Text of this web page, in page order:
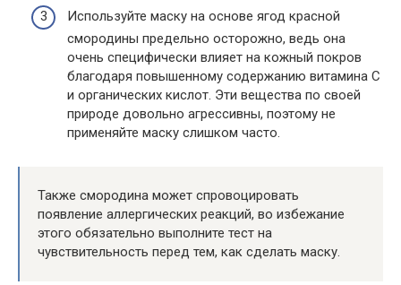
Используйте маску на основе ягод красной
смородины предельно осторожно, ведь она
очень специфически влияет на кожный покров
благодаря повышенному содержанию витамина С
и органических кислот. Эти вещества по своей
природе довольно агрессивны, поэтому не
применяйте маску слишком часто.
Также смородина может спровоцировать
появление аллергических реакций, во избежание
этого обязательно выполните тест на
чувствительность перед тем, как сделать маску.